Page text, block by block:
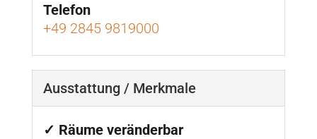
Telefon
+49 2845 9819000
Ausstattung / Merkmale
✓ Räume veränderbar